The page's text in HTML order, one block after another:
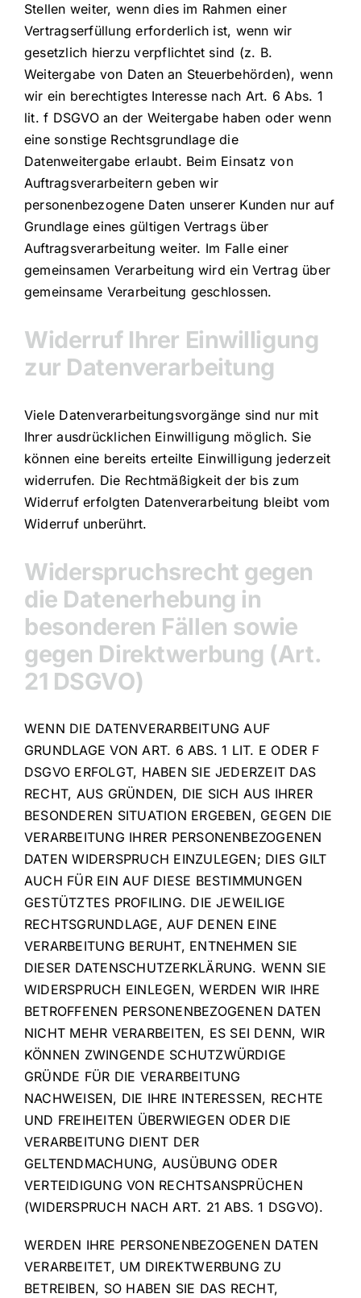
Stellen weiter, wenn dies im Rahmen einer
Vertragserfüllung erforderlich ist, wenn wir
gesetzlich hierzu verpflichtet sind (z. B.
Weitergabe von Daten an Steuerbehörden), wenn
wir ein berechtigtes Interesse nach Art. 6 Abs. 1
lit. f DSGVO an der Weitergabe haben oder wenn
eine sonstige Rechtsgrundlage die
Datenweitergabe erlaubt. Beim Einsatz von
Auftragsverarbeitern geben wir
personenbezogene Daten unserer Kunden nur auf
Grundlage eines gültigen Vertrags über
Auftragsverarbeitung weiter. Im Falle einer
gemeinsamen Verarbeitung wird ein Vertrag über
gemeinsame Verarbeitung geschlossen.
Widerruf Ihrer Einwilligung
zur Datenverarbeitung
Viele Datenverarbeitungsvorgänge sind nur mit
Ihrer ausdrücklichen Einwilligung möglich. Sie
können eine bereits erteilte Einwilligung jederzeit
widerrufen. Die Rechtmäßigkeit der bis zum
Widerruf erfolgten Datenverarbeitung bleibt vom
Widerruf unberührt.
Widerspruchsrecht gegen
die Datenerhebung in
besonderen Fällen sowie
gegen Direktwerbung (Art.
21 DSGVO)
WENN DIE DATENVERARBEITUNG AUF
GRUNDLAGE VON ART. 6 ABS. 1 LIT. E ODER F
DSGVO ERFOLGT, HABEN SIE JEDERZEIT DAS
RECHT, AUS GRÜNDEN, DIE SICH AUS IHRER
BESONDEREN SITUATION ERGEBEN, GEGEN DIE
VERARBEITUNG IHRER PERSONENBEZOGENEN
DATEN WIDERSPRUCH EINZULEGEN; DIES GILT
AUCH FÜR EIN AUF DIESE BESTIMMUNGEN
GESTÜTZTES PROFILING. DIE JEWEILIGE
RECHTSGRUNDLAGE, AUF DENEN EINE
VERARBEITUNG BERUHT, ENTNEHMEN SIE
DIESER DATENSCHUTZERKLÄRUNG. WENN SIE
WIDERSPRUCH EINLEGEN, WERDEN WIR IHRE
BETROFFENEN PERSONENBEZOGENEN DATEN
NICHT MEHR VERARBEITEN, ES SEI DENN, WIR
KÖNNEN ZWINGENDE SCHUTZWÜRDIGE
GRÜNDE FÜR DIE VERARBEITUNG
NACHWEISEN, DIE IHRE INTERESSEN, RECHTE
UND FREIHEITEN ÜBERWIEGEN ODER DIE
VERARBEITUNG DIENT DER
GELTENDMACHUNG, AUSÜBUNG ODER
VERTEIDIGUNG VON RECHTSANSPRÜCHEN
(WIDERSPRUCH NACH ART. 21 ABS. 1 DSGVO).
WERDEN IHRE PERSONENBEZOGENEN DATEN
VERARBEITET, UM DIREKTWERBUNG ZU
BETREIBEN, SO HABEN SIE DAS RECHT,